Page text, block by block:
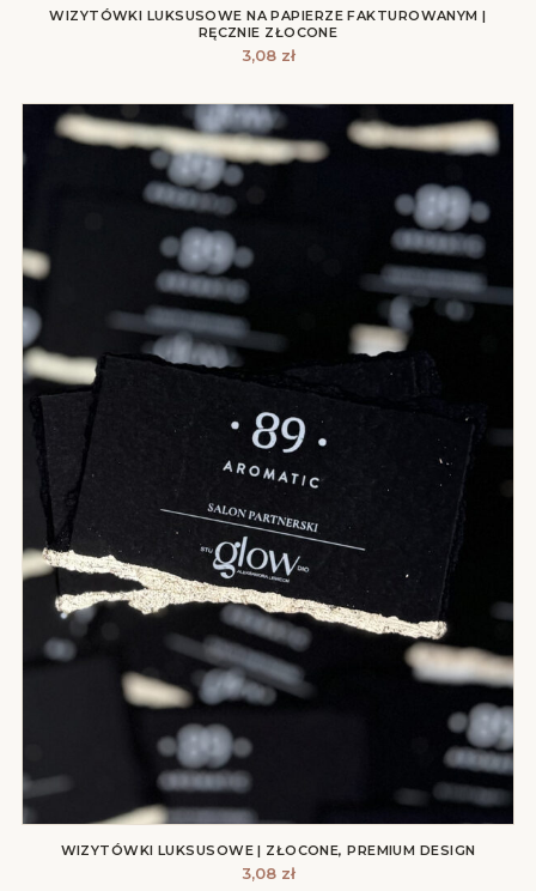
WIZYTÓWKI LUKSUSOWE NA PAPIERZE FAKTUROWANYM |
RĘCZNIE ZŁOCONE
3,08 zł
WIZYTÓWKI LUKSUSOWE | ZŁOCONE, PREMIUM DESIGN
3,08 zł